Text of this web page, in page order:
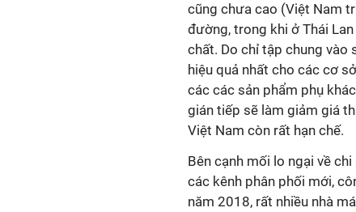
cũng chưa cao (Việt Nam
đường, trong khi ở Thái
chất. Do chỉ tập chung vào
hiệu quả nhất cho các cơ
các các sản phẩm phụ
gián tiếp sẽ làm giảm giá
Việt Nam còn rất hạn chế.
Bên cạnh mối lo ngại về
các kênh phân phối mới,
năm 2018, rất nhiều nhà